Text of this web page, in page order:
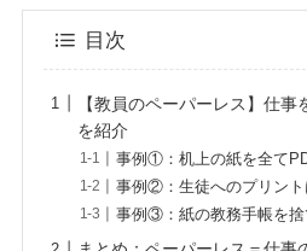
目次
【教員のペーパーレス】仕
を紹介
事例①：机上の紙を全て
事例②：生徒へのプリント
事例③：紙の教務手帳を